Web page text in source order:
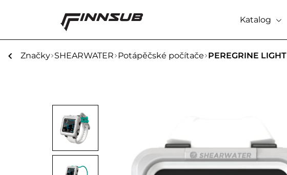
Katalog
Značky SHEARWATER Potápěčské počítače PEREGRINE LIGHT